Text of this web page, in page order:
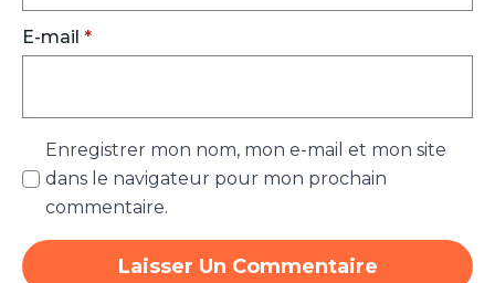
E-mail *
Enregistrer mon nom, mon e-mail et mon site
dans le navigateur pour mon prochain
commentaire.